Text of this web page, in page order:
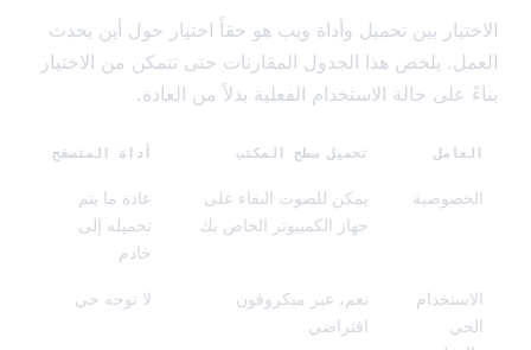
بين تحميل وأداة ويب هو حقاً اختيار حول أين يحدث
يلخص هذا الجدول المقارنات حتى تتمكن من الاختيار
على حالة الاستخدام الفعلية بدلاً من العادة.
تحميل سطح المكتب أداة المتصفح
يمكن للصوت البقاء على
جهاز الكمبيوتر الخاص بك
عادة ما يتم
تحميله إلى
نعم، عبر ميكروفون
لا توجه حي